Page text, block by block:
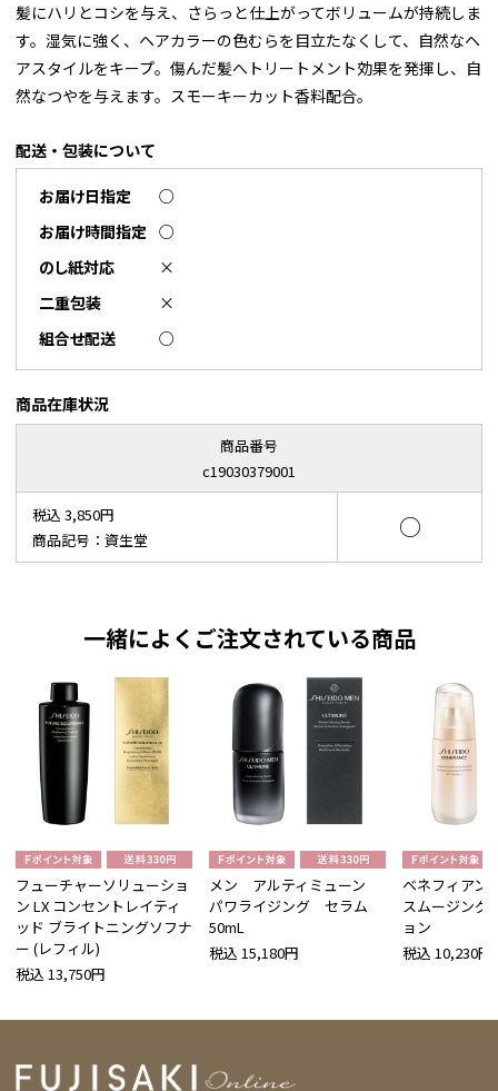
髪にハリとコシを与え、さらっと仕上がってボリュームが持続しま
す。湿気に強く、ヘアカラーの色むらを目立たなくして、自然なヘ
アスタイルをキープ。傷んだ髪へトリートメント効果を発揮し、自
然なつやを与えます。スモーキーカット香料配合。
配送・包装について
お届け日指定
○
お届け時間指定 ○
のし紙対応
×
二重包装
×
組合せ配送
○
商品在庫状況
商品番号
c19030379001
税込 3,850円
商品記号：資生堂
○
一緒によくご注文されている商品
フューチャーソリューショ
ン LX コンセントレイティ
ッド ブライトニングソフナ
ー (レフィル)
税込 13,750円
メン アルティミューン
パワライジング セラム
50mL
税込 15,180円
ベネフィアン
スムージング
ョン
税込 10,230円